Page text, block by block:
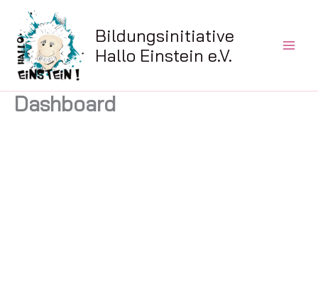
springen
Bildungsinitiative
Hallo Einstein e.V.
Dashboard